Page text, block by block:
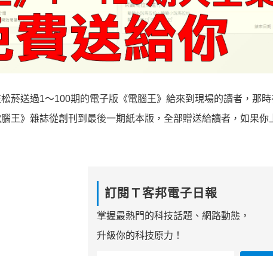
菸送過1～100期的電子版《電腦王》給來到現場的讀者，那
王》雜誌從創刊到最後一期紙本版，全部贈送給讀者，如果你
訂閱Ｔ客邦電子日報
掌握最熱門的科技話題、網路動態，
升級你的科技原力！